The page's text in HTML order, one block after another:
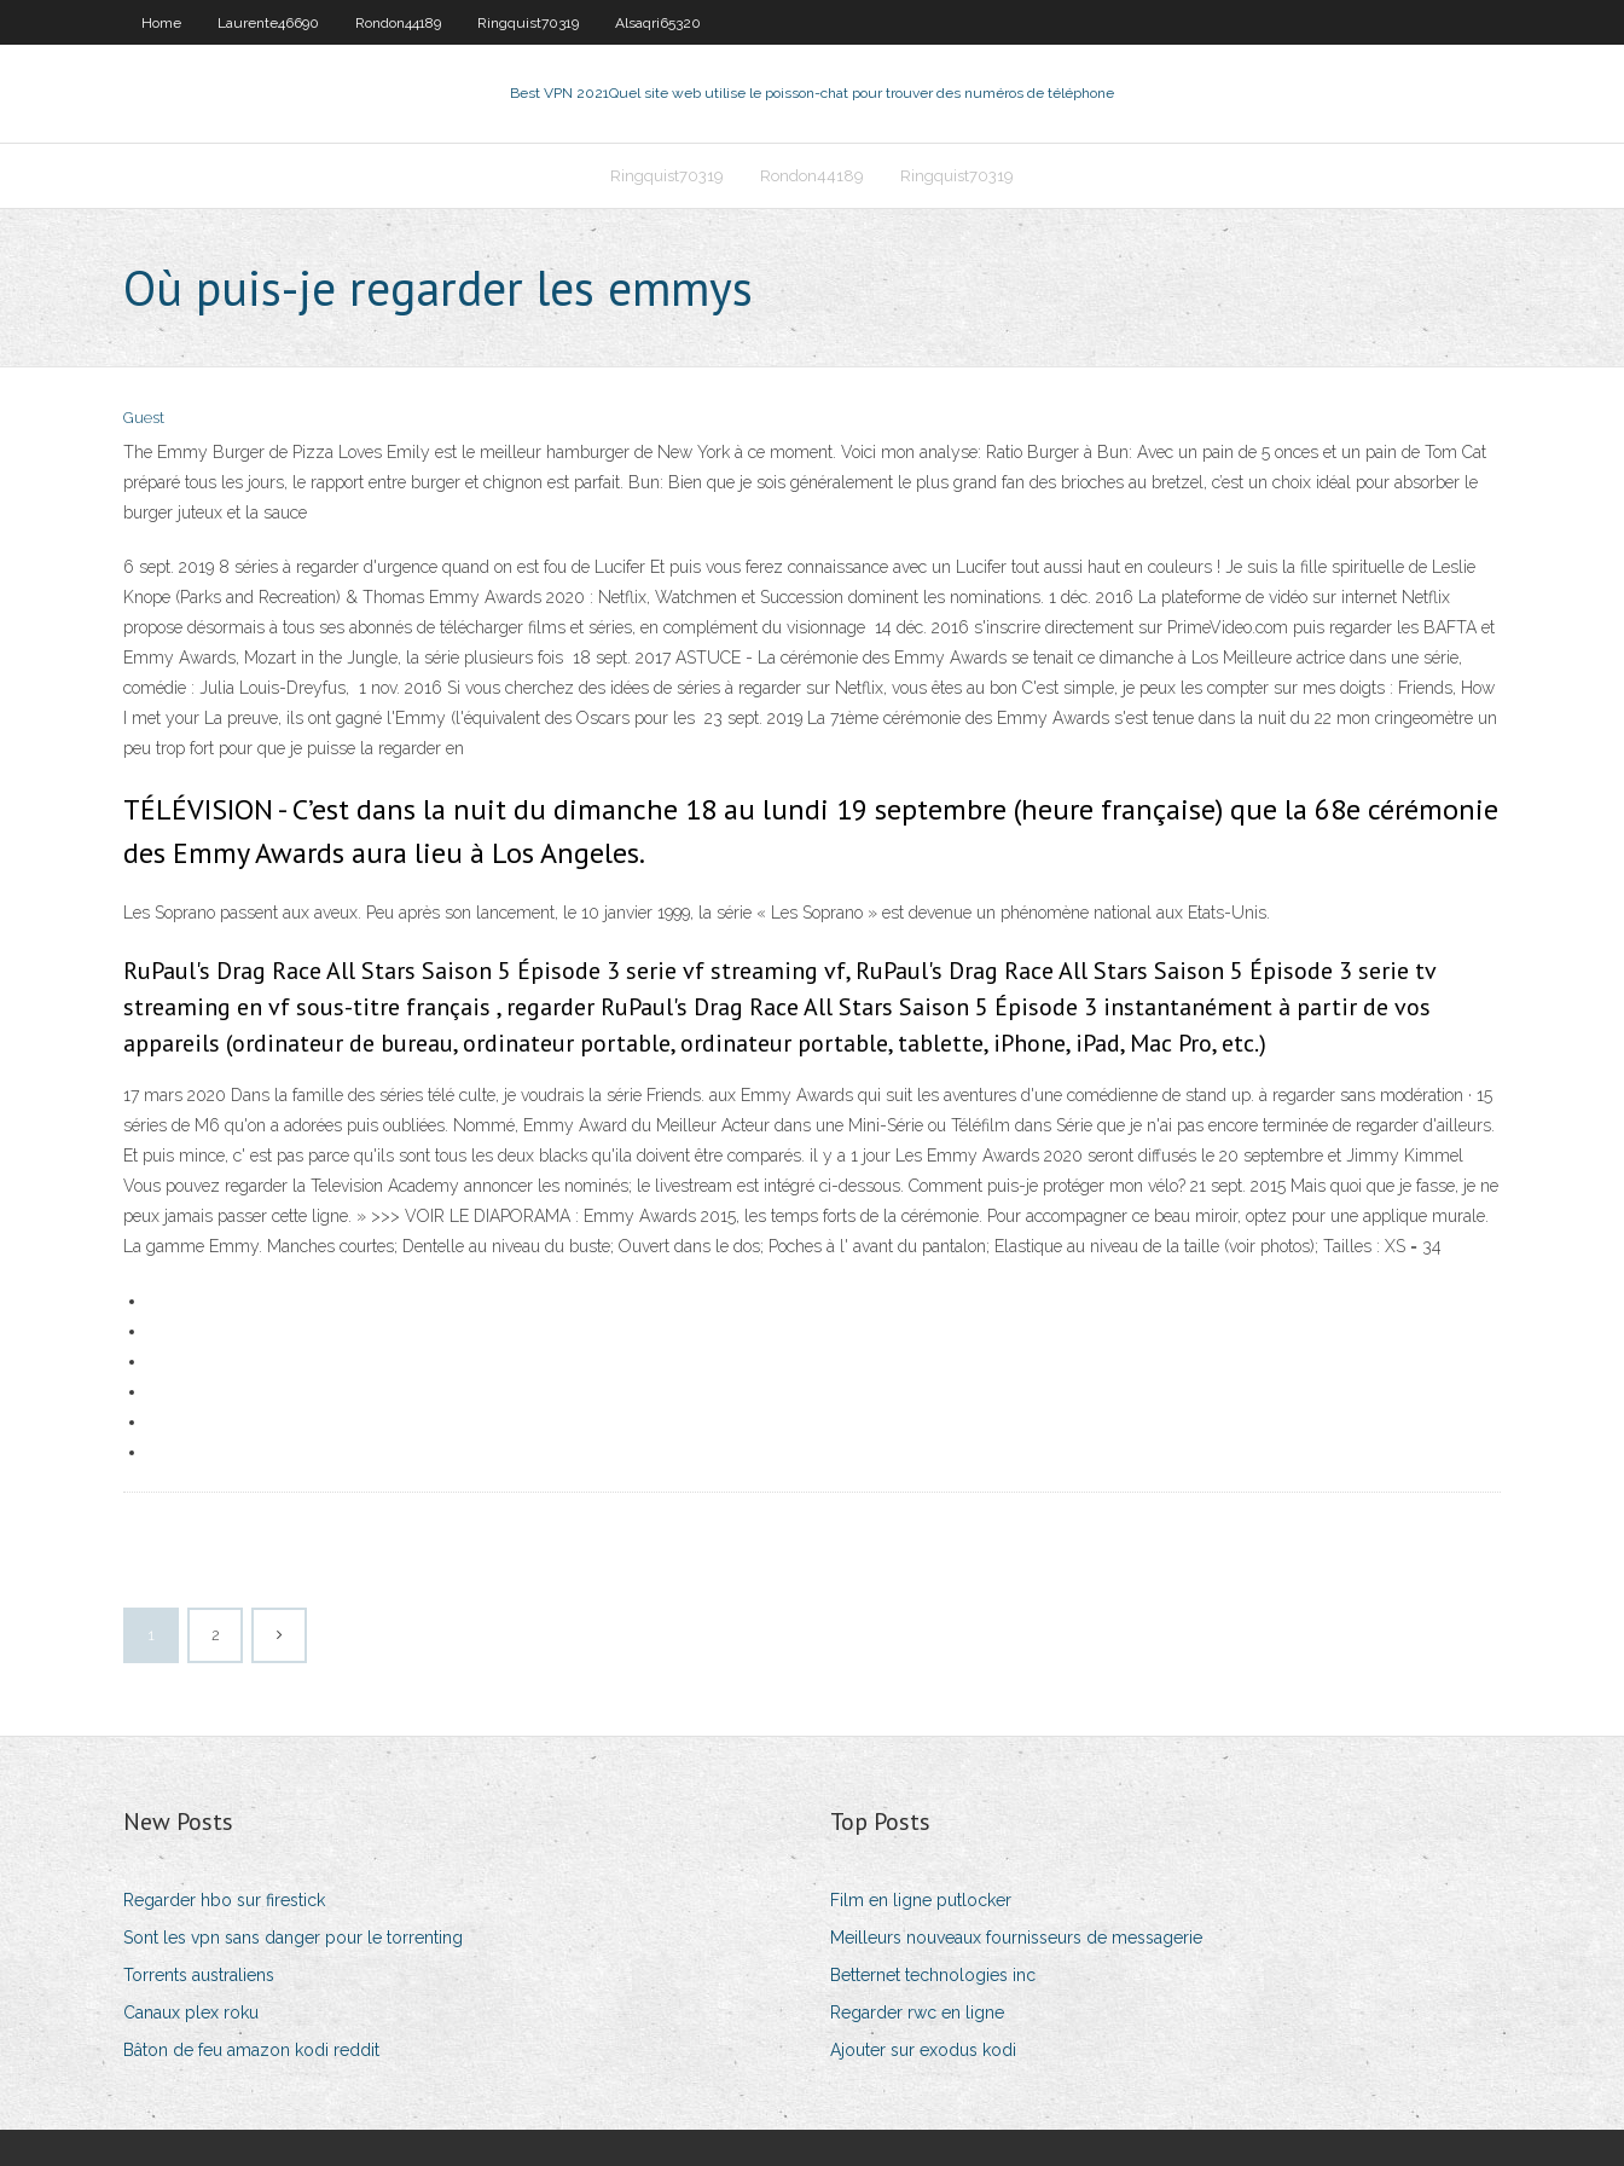
Home Laurente46690 Rondon44189 Ringquist70319 Alsaqri65320
Best VPN 2021Quel site web utilise le poisson-chat pour trouver des numéros de téléphone
Ringquist70319 Rondon44189 Ringquist70319
Où puis-je regarder les emmys
Guest
The Emmy Burger de Pizza Loves Emily est le meilleur hamburger de New York à ce moment. Voici mon analyse: Ratio Burger à Bun: Avec un pain de 5 onces et un pain de Tom Cat
préparé tous les jours, le rapport entre burger et chignon est parfait. Bun: Bien que je sois généralement le plus grand fan des brioches au bretzel, c’est un choix idéal pour absorber le
burger juteux et la sauce
6 sept. 2019 8 séries à regarder d'urgence quand on est fou de Lucifer Et puis vous ferez connaissance avec un Lucifer tout aussi haut en couleurs ! Je suis la fille spirituelle de Leslie
Knope (Parks and Recreation) & Thomas Emmy Awards 2020 : Netflix, Watchmen et Succession dominent les nominations. 1 déc. 2016 La plateforme de vidéo sur internet Netflix
propose désormais à tous ses abonnés de télécharger films et séries, en complément du visionnage 14 déc. 2016 s'inscrire directement sur PrimeVideo.com puis regarder les BAFTA et
Emmy Awards, Mozart in the Jungle, la série plusieurs fois 18 sept. 2017 ASTUCE - La cérémonie des Emmy Awards se tenait ce dimanche à Los Meilleure actrice dans une série,
comédie : Julia Louis-Dreyfus, 1 nov. 2016 Si vous cherchez des idées de séries à regarder sur Netflix, vous êtes au bon C'est simple, je peux les compter sur mes doigts : Friends, How
I met your La preuve, ils ont gagné l'Emmy (l'équivalent des Oscars pour les 23 sept. 2019 La 71ème cérémonie des Emmy Awards s'est tenue dans la nuit du 22 mon cringeomètre un
peu trop fort pour que je puisse la regarder en
TÉLÉVISION - C’est dans la nuit du dimanche 18 au lundi 19 septembre (heure française) que la 68e cérémonie
des Emmy Awards aura lieu à Los Angeles.
Les Soprano passent aux aveux. Peu après son lancement, le 10 janvier 1999, la série « Les Soprano » est devenue un phénomène national aux Etats-Unis.
RuPaul's Drag Race All Stars Saison 5 Épisode 3 serie vf streaming vf, RuPaul's Drag Race All Stars Saison 5 Épisode 3 serie tv
streaming en vf sous-titre français , regarder RuPaul's Drag Race All Stars Saison 5 Épisode 3 instantanément à partir de vos
appareils (ordinateur de bureau, ordinateur portable, ordinateur portable, tablette, iPhone, iPad, Mac Pro, etc.)
17 mars 2020 Dans la famille des séries télé culte, je voudrais la série Friends. aux Emmy Awards qui suit les aventures d'une comédienne de stand up. à regarder sans modération · 15
séries de M6 qu'on a adorées puis oubliées. Nommé, Emmy Award du Meilleur Acteur dans une Mini-Série ou Téléfilm dans Série que je n'ai pas encore terminée de regarder d'ailleurs.
Et puis mince, c' est pas parce qu'ils sont tous les deux blacks qu'ila doivent être comparés. il y a 1 jour Les Emmy Awards 2020 seront diffusés le 20 septembre et Jimmy Kimmel
Vous pouvez regarder la Television Academy annoncer les nominés; le livestream est intégré ci-dessous. Comment puis-je protéger mon vélo? 21 sept. 2015 Mais quoi que je fasse, je ne
peux jamais passer cette ligne. » >>> VOIR LE DIAPORAMA : Emmy Awards 2015, les temps forts de la cérémonie. Pour accompagner ce beau miroir, optez pour une applique murale.
La gamme Emmy. Manches courtes; Dentelle au niveau du buste; Ouvert dans le dos; Poches à l' avant du pantalon; Elastique au niveau de la taille (voir photos); Tailles : XS = 34
1 2
New Posts
Regarder hbo sur firestick
Sont les vpn sans danger pour le torrenting
Torrents australiens
Canaux plex roku
Bâton de feu amazon kodi reddit
Top Posts
Film en ligne putlocker
Meilleurs nouveaux fournisseurs de messagerie
Betternet technologies inc
Regarder rwc en ligne
Ajouter sur exodus kodi